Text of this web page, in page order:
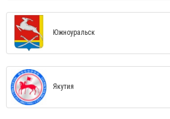
Южноуральск
Якутия